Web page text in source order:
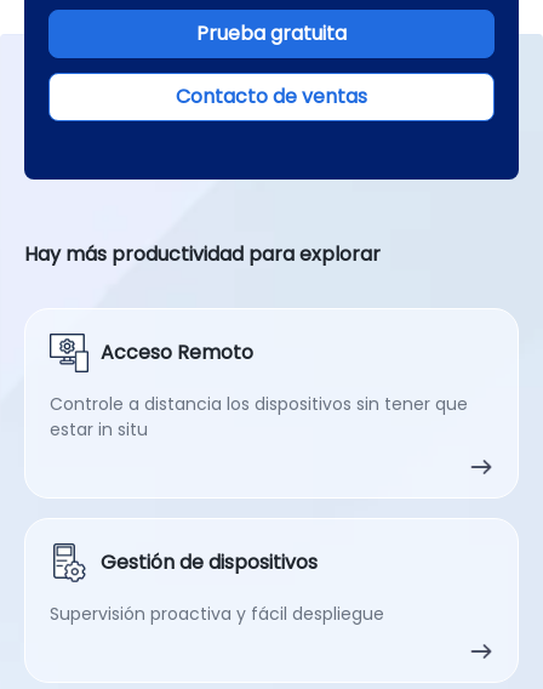
Prueba gratuita
Contacto de ventas
Hay más productividad para explorar
Acceso Remoto
Controle a distancia los dispositivos sin tener que
estar in situ
Gestión de dispositivos
Supervisión proactiva y fácil despliegue